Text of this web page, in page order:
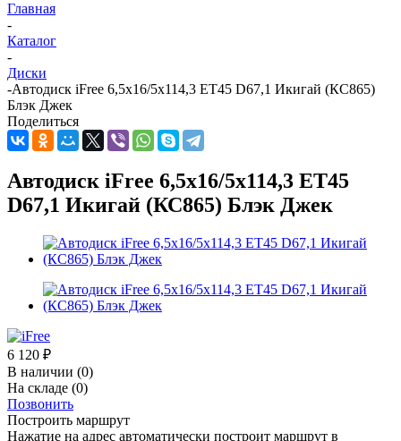
Главная
-
Каталог
-
Диски
-Автодиск iFree 6,5x16/5x114,3 ET45 D67,1 Икигай (КС865)
Блэк Джек
Поделиться
Автодиск iFree 6,5x16/5x114,3 ET45
D67,1 Икигай (КС865) Блэк Джек
6 120 ₽
В наличии (0)
На складе (0)
Позвонить
Построить маршрут
Нажатие на адрес автоматически построит маршрут в